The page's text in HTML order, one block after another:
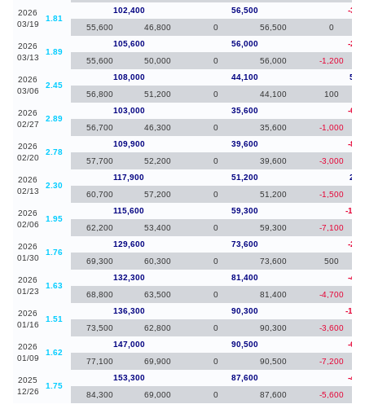
2026
03/19
1.81
102,400 56,500
-
55,600
46,800 0 56,500 0
2026
03/13
1.89
105,600 56,000
-
55,600
50,000 0 56,000 -1,200
2026
03/06
2.45
108,000 44,100
56,800
51,200 0 44,100 100
2026
02/27
2.89
103,000 35,600
-
56,700
46,300 0 35,600 -1,000
2026
02/20
2.78
109,900 39,600
-
57,700
52,200 0 39,600 -3,000
2026
02/13
2.30
117,900 51,200
60,700
57,200 0 51,200 -1,500
2026
02/06
1.95
115,600 59,300
-
62,200
53,400 0 59,300 -7,100
2026
01/30
1.76
129,600 73,600
-
69,300
60,300 0 73,600 500
2026
01/23
1.63
132,300 81,400
-
68,800
63,500 0 81,400 -4,700
2026
01/16
1.51
136,300 90,300
-
73,500
62,800 0 90,300 -3,600
2026
01/09
1.62
147,000 90,500
-
77,100
69,900 0 90,500 -7,200
2025
12/26
1.75
153,300 87,600
-
84,300
69,000 0 87,600 -5,600